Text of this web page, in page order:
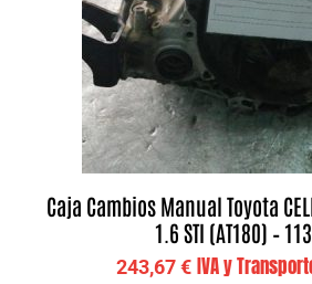
Caja Cambios Manual Toyota
1.6 STI (AT180) –
243,67€ IVA y